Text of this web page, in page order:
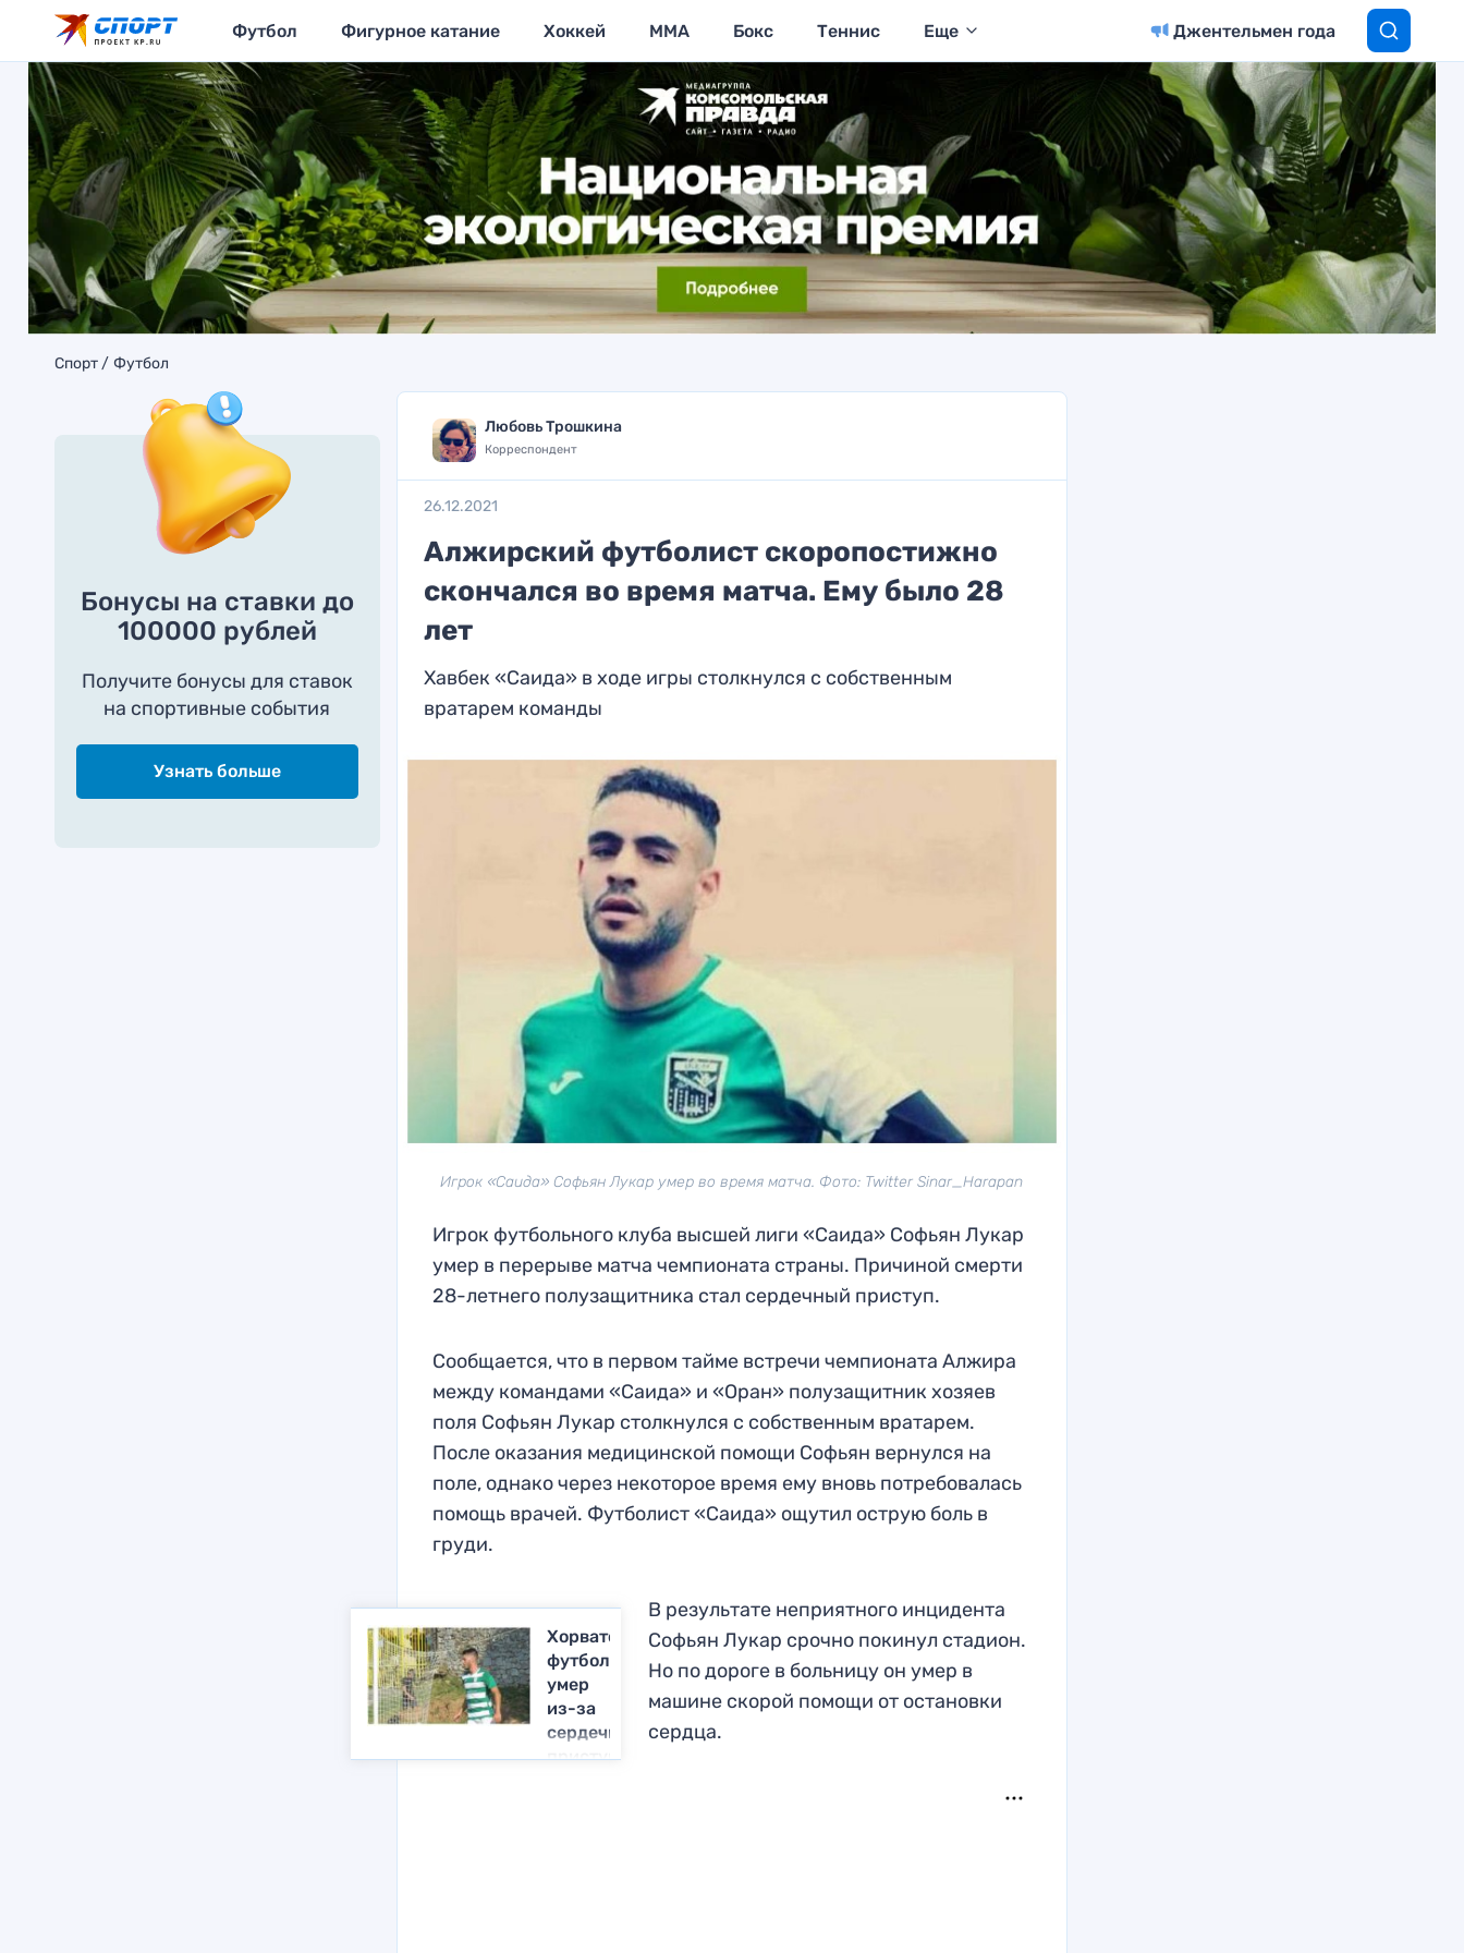
Футбол Фигурное катание Хоккей MMA Бокс Теннис Еще Джентельмен года
Спорт Футбол
Бонусы на ставки до
100000 рублей
Получите бонусы для ставок
на спортивные события
Узнать больше
Любовь Трошкина
Корреспондент
26.12.2021
Алжирский футболист скоропостижно
скончался во время матча. Ему было 28
лет
Хавбек «Саида» в ходе игры столкнулся с собственным
вратарем команды
Игрок «Саида» Софьян Лукар умер во время матча. Фото: Twitter Sinar_Harapan
Игрок футбольного клуба высшей лиги «Саида» Софьян Лукар
умер в перерыве матча чемпионата страны. Причиной смерти
28-летнего полузащитника стал сердечный приступ.
Сообщается, что в первом тайме встречи чемпионата Алжира
между командами «Саида» и «Оран» полузащитник хозяев
поля Софьян Лукар столкнулся с собственным вратарем.
После оказания медицинской помощи Софьян вернулся на
поле, однако через некоторое время ему вновь потребовалась
помощь врачей. Футболист «Саида» ощутил острую боль в
груди.
Хорватский
футболист
умер
из-за
сердечного
приступа
В результате неприятного инцидента
Софьян Лукар срочно покинул стадион.
Но по дороге в больницу он умер в
машине скорой помощи от остановки
сердца.